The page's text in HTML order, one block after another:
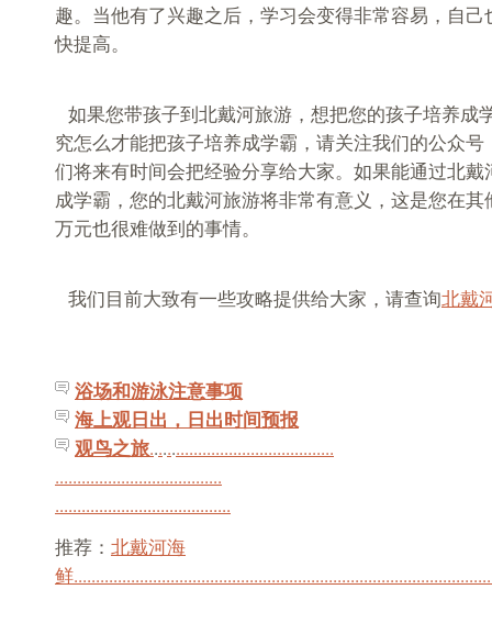
趣。当他有了兴趣之后，学习会变得非常容易，自
快提高。
如果您带孩子到北戴河旅游，想把您的孩子培养成
究怎么才能把孩子培养成学霸，请关注我们的公众
们将来有时间会把经验分享给大家。如果能通过北
成学霸，您的北戴河旅游将非常有意义，这是您在
万元也很难做到的事情。
我们目前大致有一些攻略提供给大家，请查询北戴
浴场和游泳注意事项
海上观日出，日出时间预报
观鸟之旅..........................................
......................................
........................................
推荐： 北戴河海
鲜...............................................................................................